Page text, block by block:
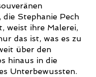
die Stephanie Pech
weist ihre Malerei,
das ist, was es zu
über den
hinaus in die
Unterbewussten.